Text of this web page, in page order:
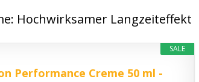
​Hochwirksamer Langzeiteffekt
SALE
Performance Creme 50 ml -